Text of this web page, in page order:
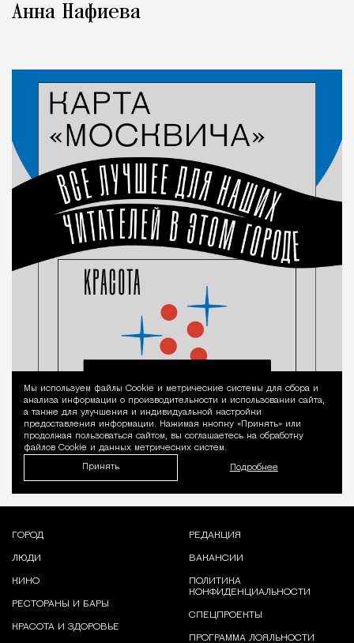
Анна Нафиева
Уведомление
Мы используем файлы Сookie и метрические системы для сбора и
анализа информации о производительности и использовании сайта,
а также для улучшения и индивидуальной настройки
предоставления информации. Нажимая кнопку «Принять» или
продолжая пользоваться сайтом, вы соглашаетесь на обработку
файлов Cookie и данных метрических систем.
Принять Подробнее
ГОРОД
ЛЮДИ
КИНО
РЕСТОРАНЫ И БАРЫ
КРАСОТА И ЗДОРОВЬЕ
РЕДАКЦИЯ
ВАКАНСИИ
ПОЛИТИКА
КОНФИДЕНЦИАЛЬНОСТИ
СПЕЦПРОЕКТЫ
ПРОГРАММА ЛОЯЛЬНОСТИ